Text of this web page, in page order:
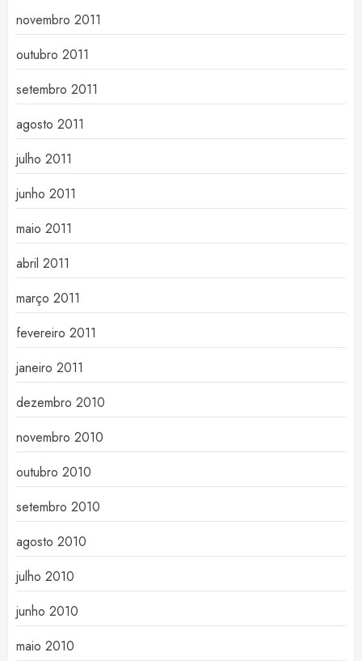
novembro 2011
outubro 2011
setembro 2011
agosto 2011
julho 2011
junho 2011
maio 2011
abril 2011
março 2011
fevereiro 2011
janeiro 2011
dezembro 2010
novembro 2010
outubro 2010
setembro 2010
agosto 2010
julho 2010
junho 2010
maio 2010